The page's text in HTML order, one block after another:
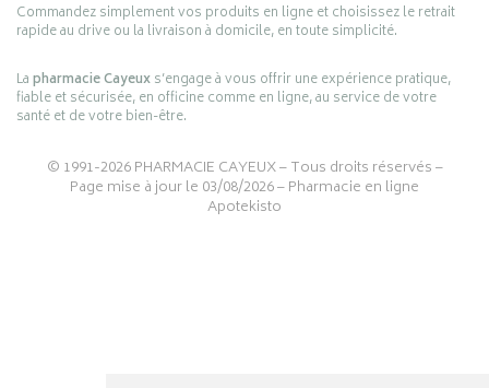
Commandez simplement vos produits en ligne et choisissez le retrait
rapide au drive ou la livraison à domicile, en toute simplicité.
Lapharmacie Cayeuxs’engage à vous offrir une expérience pratique,
fiable et sécurisée, en officine comme en ligne, au service de votre
santé et de votre bien-être.
© 1991-2026PHARMACIE CAYEUX– Tous droits réservés –
Page mise à jour le 03/08/2026 –Pharmacie en ligne
Apotekisto